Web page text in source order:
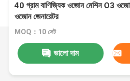
40 গ্রাম বাণিজ্যিক ওজোন মেশিন O3 ওজোন
ওজোন জেনারেটর
MOQ：10 সেট
ভালো দাম